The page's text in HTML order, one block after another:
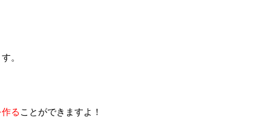
。
る ことができますよ！